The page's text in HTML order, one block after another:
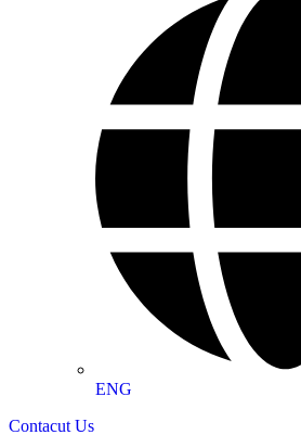
ENG
Contacut Us